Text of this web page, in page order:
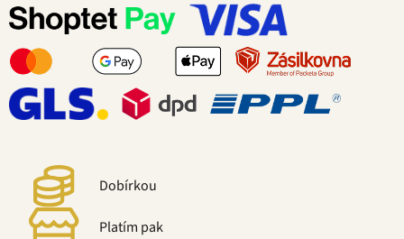
Dobírkou
Platím pak